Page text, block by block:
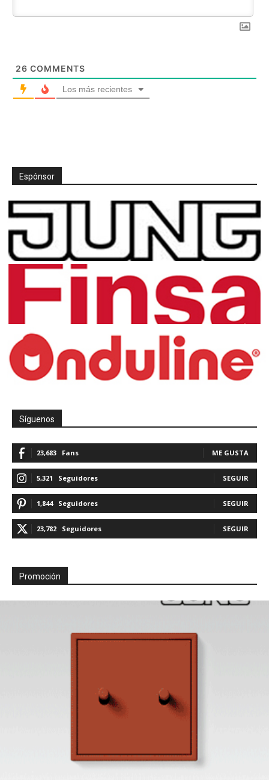
26 COMMENTS
Los más recientes
Espónsor
Síguenos
23,683 Fans ME GUSTA
5,321 Seguidores SEGUIR
1,844 Seguidores SEGUIR
23,782 Seguidores SEGUIR
Promoción